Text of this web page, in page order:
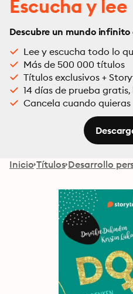
Escucha y lee
Descubre un mundo infinito
Lee y escucha todo lo
Más de 500 000 títulos
Títulos exclusivos +
14 días de prueba
Cancela cuando quieras
Inicio Títulos Desarrollo